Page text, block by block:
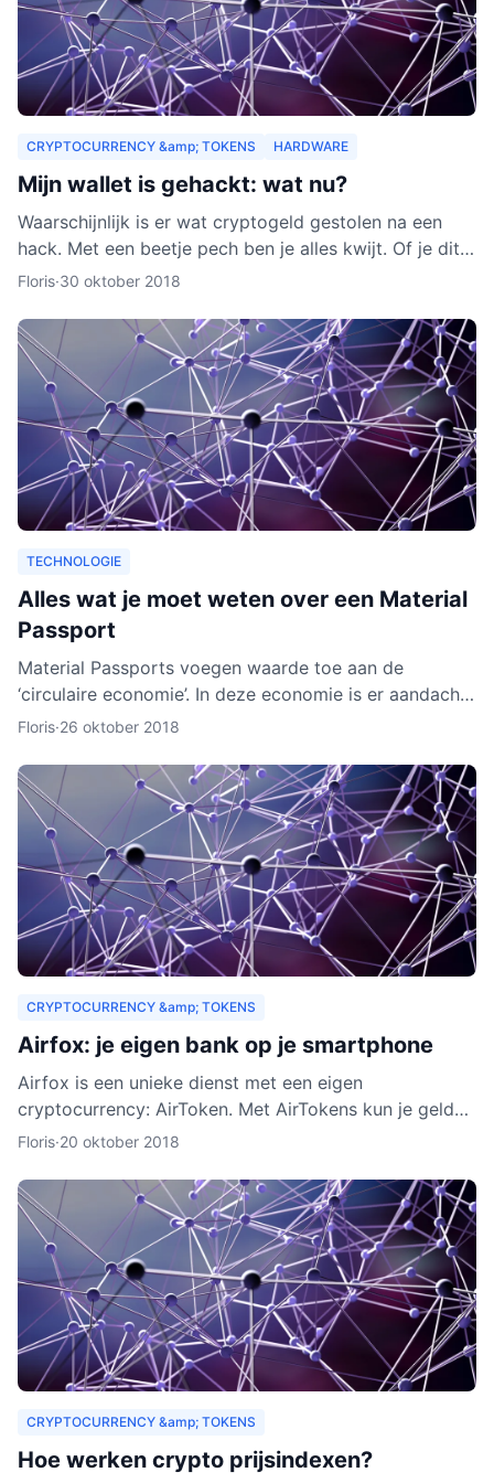
CRYPTOCURRENCY &amp; TOKENS HARDWARE
Mijn wallet is gehackt: wat nu?
Waarschijnlijk is er wat cryptogeld gestolen na een
hack. Met een beetje pech ben je alles kwijt. Of je dit
nog terug kunt krijgen, leggen we je uit in dit arti
Floris·30 oktober 2018
TECHNOLOGIE
Alles wat je moet weten over een Material
Passport
Material Passports voegen waarde toe aan de
‘circulaire economie’. In deze economie is er aandacht
voor het hergebruik van materialen. We gaan dan
Floris·26 oktober 2018
CRYPTOCURRENCY &amp; TOKENS
Airfox: je eigen bank op je smartphone
Airfox is een unieke dienst met een eigen
cryptocurrency: AirToken. Met AirTokens kun je geld
aan elkaar uitlenen, zonder tussenkomst van een bank.
Floris·20 oktober 2018
CRYPTOCURRENCY &amp; TOKENS
Hoe werken crypto prijsindexen?